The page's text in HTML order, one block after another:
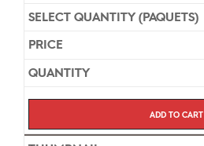
Add to cart